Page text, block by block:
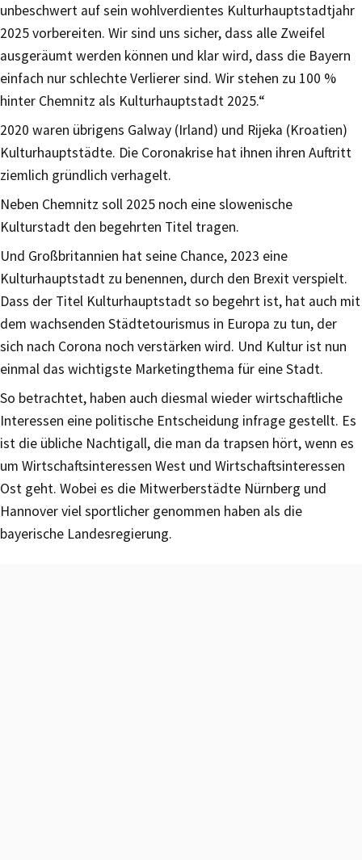
unbeschwert auf sein wohlverdientes Kulturhauptstadtjahr
2025 vorbereiten. Wir sind uns sicher, dass alle Zweifel
ausgeräumt werden können und klar wird, dass die Bayern
einfach nur schlechte Verlierer sind. Wir stehen zu 100 %
hinter Chemnitz als Kulturhauptstadt 2025.“
2020 waren übrigens Galway (Irland) und Rijeka (Kroatien)
Kulturhauptstädte. Die Coronakrise hat ihnen ihren Auftritt
ziemlich gründlich verhagelt.
Neben Chemnitz soll 2025 noch eine slowenische
Kulturstadt den begehrten Titel tragen.
Und Großbritannien hat seine Chance, 2023 eine
Kulturhauptstadt zu benennen, durch den Brexit verspielt.
Dass der Titel Kulturhauptstadt so begehrt ist, hat auch mit
dem wachsenden Städtetourismus in Europa zu tun, der
sich nach Corona noch verstärken wird. Und Kultur ist nun
einmal das wichtigste Marketingthema für eine Stadt.
So betrachtet, haben auch diesmal wieder wirtschaftliche
Interessen eine politische Entscheidung infrage gestellt. Es
ist die übliche Nachtigall, die man da trapsen hört, wenn es
um Wirtschaftsinteressen West und Wirtschaftsinteressen
Ost geht. Wobei es die Mitwerberstädte Nürnberg und
Hannover viel sportlicher genommen haben als die
bayerische Landesregierung.